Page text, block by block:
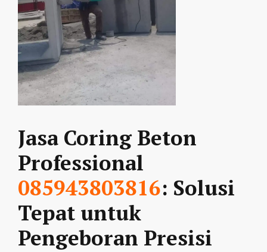
Jasa Coring Beton
Professional
085943803816: Solusi
Tepat untuk
Pengeboran Presisi